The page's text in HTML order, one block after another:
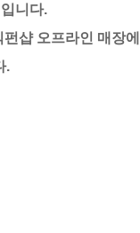
니다.
샵 오프라인 매장에
.